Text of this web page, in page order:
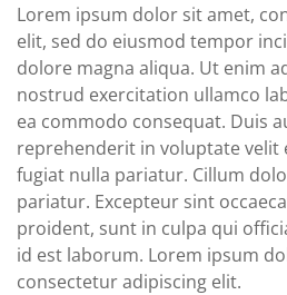
Lorem ipsum dolor sit amet,
elit, sed do eiusmod tempor
dolore magna aliqua. Ut enim
nostrud exercitation ullamco
ea commodo consequat. Duis
reprehenderit in voluptate velit
fugiat nulla pariatur. Cillum
pariatur. Excepteur sint
proident, sunt in culpa qui
id est laborum. Lorem ipsum
consectetur adipiscing elit.